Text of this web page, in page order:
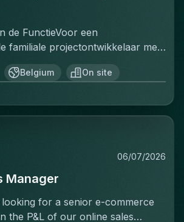
de FunctieVoor een
familiale projectontwikkelaar met
op de Belgische vastgoedmarkt,
Projectontwikkelaar die
kan maken. In deze rol ben je
voor het identificeren, acquisitie
residentieel, kantoren,
zoals eigenaars,
en architecten om
te brengen. Je bent het
Belgium On site
06/07/2026
Manager
for a senior e-commerce
the P&L of our online sales